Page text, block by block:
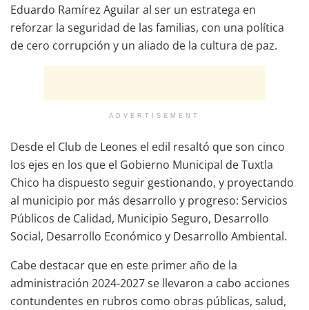
Eduardo Ramírez Aguilar al ser un estratega en
reforzar la seguridad de las familias, con una política
de cero corrupción y un aliado de la cultura de paz.
ADVERTISEMENT
Desde el Club de Leones el edil resaltó que son cinco
los ejes en los que el Gobierno Municipal de Tuxtla
Chico ha dispuesto seguir gestionando, y proyectando
al municipio por más desarrollo y progreso: Servicios
Públicos de Calidad, Municipio Seguro, Desarrollo
Social, Desarrollo Económico y Desarrollo Ambiental.
Cabe destacar que en este primer año de la
administración 2024-2027 se llevaron a cabo acciones
contundentes en rubros como obras públicas, salud,